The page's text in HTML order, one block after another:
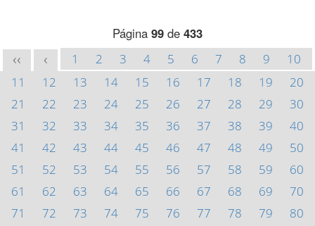
Página 99 de 433
<< < 1 2 3 4 5 6 7 8 9
10
11
12 13 14 15 16 17 18 19
20
21
22 23 24 25 26 27 28 29
30
31
32 33 34 35 36 37 38 39
40
41
42 43 44 45 46 47 48 49
50
51
52 53 54 55 56 57 58 59
60
61
62 63 64 65 66 67 68 69
70
71
72 73 74 75 76 77 78 79
80